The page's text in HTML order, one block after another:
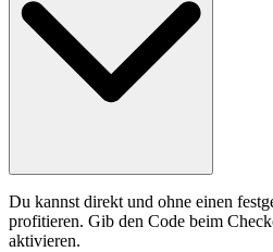
Du kannst direkt und ohne einen
profitieren. Gib den Code beim
aktivieren.